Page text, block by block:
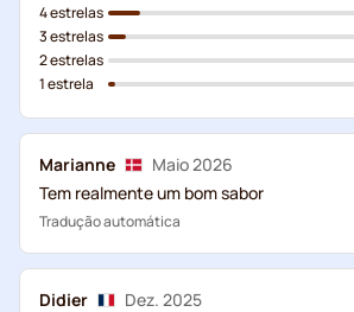
4 estrelas
3 estrelas
2 estrelas
1 estrela
Marianne
Maio 2026
Tem realmente um bom sabor
Tradução automática
Didier
Dez. 2025